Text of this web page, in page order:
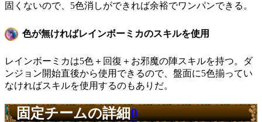
固くないので、5色消しができれば余裕でワンパンできる。
色が無ければレインボーミカのスキルを使用
レインボーミカは5色＋回復＋お邪魔の陣スキルを持つ。ダ
ンジョン開始直後から使用できるので、盤面に5色揃ってい
なければスキルを使用するのもありだ。
固定チームの詳細0